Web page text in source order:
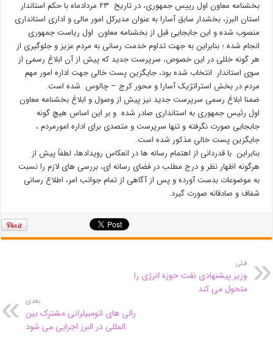
بخشنامه معاون اول رییس جمهوری، در تاریخ ۲۳ مردادماه با حکم استاندار
استان البرز، بخشدار سابق آسارا به عنوان مدیرکل امور مالی و اداری استانداری
منصوب شده و این جابجایی قبل از بخشنامه معاون اول ریاست جمهوری
انجام شده ؛ بنابراین به جهت تداوم خدمت رسانی به مردم عزیز و جلوگیری از
هر گونه خللی در این خصوص، سرپرست جدید که پیش از آن ابلاغ رسمی از
سوی استاندار انتخاب شده بود، جایگزین پست خالی جهت اداره امور مهم
مردم در بخش استراتژیک آسارا و محور کرج – چالوس شده است.
ضمنا ابلاغ رسمی سرپرست جدید نیز پیش از وصول و ابلاغ بخشنامه معاون
اول رئیس جمهوری به استانداری صادر شده و بر این اساس هیچ گونه
جابجایی صورت نگرفته و تنها سرپرست و متصدی برای اداره امورمردم ،
جایگزین پست خالی مذکور شده است.
بنابراین با قدردانی از اهتمام رسانه ها در انعکاس رویدادها، لطفاً پیش از
هرگونه اظهار نظر و درج مطلب در فضای رسانه ای، بررسی های لازم را نسبت
به موضوعات بدست آورده و پس از آگاهی از تمام جوانب امر، اطلاع رسانی
شفاف و صادقانه صورت گیرد.
قبلی
وزیر پیشنهادی نفت حوزه انرژی را
متحول می کند
بعدی
رالی های اتومبیلرانی مشترک بین
المللی در البرز اجرایی می شود